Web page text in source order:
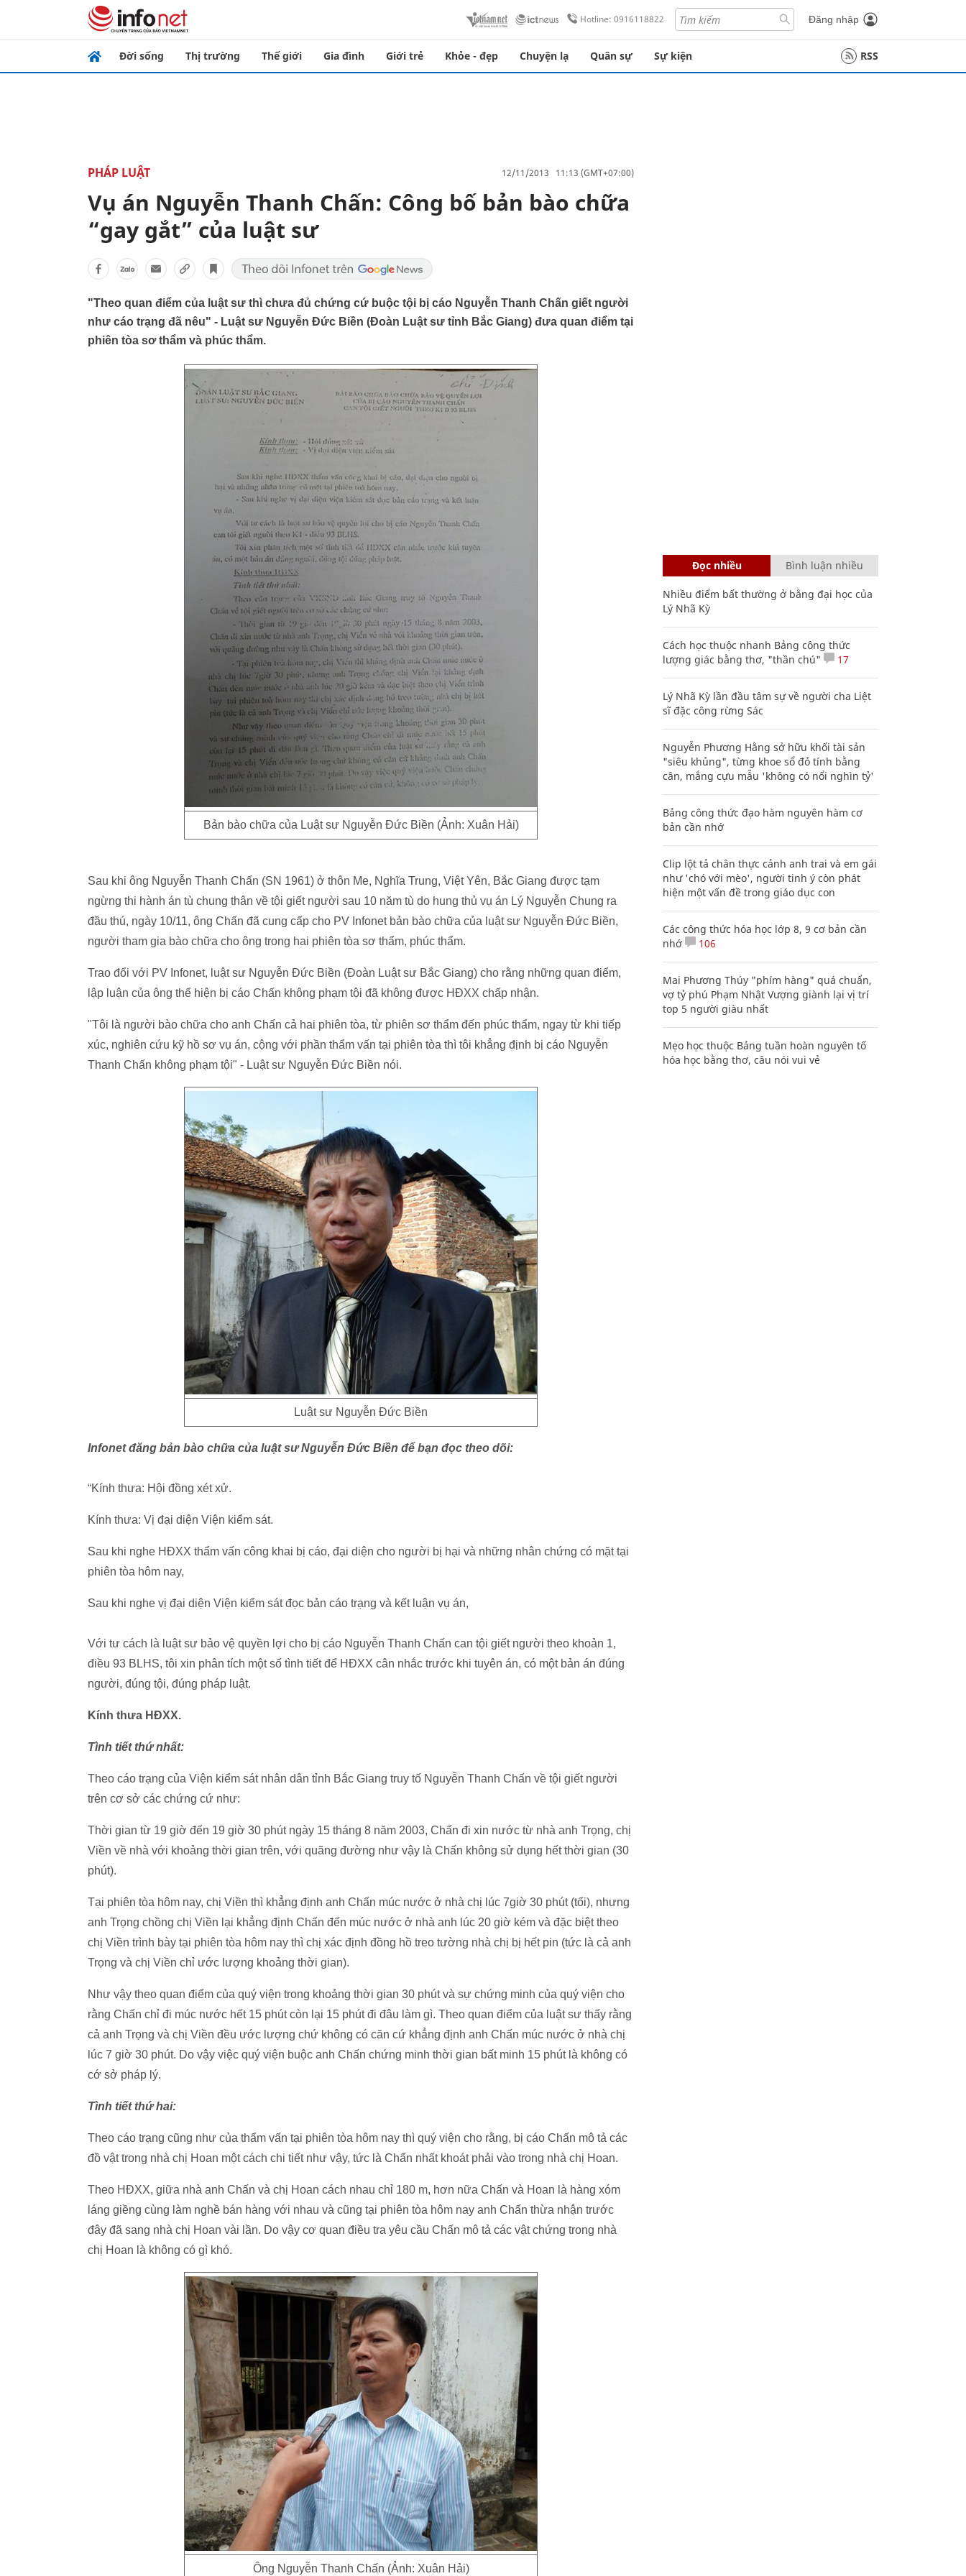
Hotline: 0916118822 Đăng nhập
Đời sống Thị trường Thế giới Gia đình Giới trẻ Khỏe - đẹp Chuyện lạ Quân sự Sự kiện RSS
PHÁP LUẬT 12/11/2013 11:13 (GMT+07:00)
Vụ án Nguyễn Thanh Chấn: Công bố bản bào chữa
“gay gắt” của luật sư
"Theo quan điểm của luật sư thì chưa đủ chứng cứ buộc tội bị cáo Nguyễn Thanh Chấn giết người
như cáo trạng đã nêu" - Luật sư Nguyễn Đức Biền (Đoàn Luật sư tỉnh Bắc Giang) đưa quan điểm tại
phiên tòa sơ thẩm và phúc thẩm.
Bản bào chữa của Luật sư Nguyễn Đức Biền (Ảnh: Xuân Hải)
Sau khi ông Nguyễn Thanh Chấn (SN 1961) ở thôn Me, Nghĩa Trung, Việt Yên, Bắc Giang được tạm
ngừng thi hành án tù chung thân về tội giết người sau 10 năm tù do hung thủ vụ án Lý Nguyễn Chung ra
đầu thú, ngày 10/11, ông Chấn đã cung cấp cho PV Infonet bản bào chữa của luật sư Nguyễn Đức Biền,
người tham gia bào chữa cho ông trong hai phiên tòa sơ thẩm, phúc thẩm.
Trao đổi với PV Infonet, luật sư Nguyễn Đức Biền (Đoàn Luật sư Bắc Giang) cho rằng những quan điểm,
lập luận của ông thể hiện bị cáo Chấn không phạm tội đã không được HĐXX chấp nhận.
"Tôi là người bào chữa cho anh Chấn cả hai phiên tòa, từ phiên sơ thẩm đến phúc thẩm, ngay từ khi tiếp
xúc, nghiên cứu kỹ hồ sơ vụ án, cộng với phần thẩm vấn tại phiên tòa thì tôi khẳng định bị cáo Nguyễn
Thanh Chấn không phạm tội" - Luật sư Nguyễn Đức Biền nói.
Luật sư Nguyễn Đức Biền
Infonet đăng bản bào chữa của luật sư Nguyễn Đức Biền để bạn đọc theo dõi:
“Kính thưa: Hội đồng xét xử.
Kính thưa: Vị đại diện Viện kiểm sát.
Sau khi nghe HĐXX thẩm vấn công khai bị cáo, đại diện cho người bị hại và những nhân chứng có mặt tại
phiên tòa hôm nay,
Sau khi nghe vị đại diện Viện kiểm sát đọc bản cáo trạng và kết luận vụ án,
Với tư cách là luật sư bảo vệ quyền lợi cho bị cáo Nguyễn Thanh Chấn can tội giết người theo khoản 1,
điều 93 BLHS, tôi xin phân tích một số tình tiết để HĐXX cân nhắc trước khi tuyên án, có một bản án đúng
người, đúng tội, đúng pháp luật.
Kính thưa HĐXX.
Tình tiết thứ nhất:
Theo cáo trạng của Viện kiểm sát nhân dân tỉnh Bắc Giang truy tố Nguyễn Thanh Chấn về tội giết người
trên cơ sở các chứng cứ như:
Thời gian từ 19 giờ đến 19 giờ 30 phút ngày 15 tháng 8 năm 2003, Chấn đi xin nước từ nhà anh Trọng, chị
Viền về nhà với khoảng thời gian trên, với quãng đường như vậy là Chấn không sử dụng hết thời gian (30
phút).
Tại phiên tòa hôm nay, chị Viền thì khẳng định anh Chấn múc nước ở nhà chị lúc 7giờ 30 phút (tối), nhưng
anh Trọng chồng chị Viền lại khẳng định Chấn đến múc nước ở nhà anh lúc 20 giờ kém và đặc biệt theo
chị Viền trình bày tại phiên tòa hôm nay thì chị xác định đồng hồ treo tường nhà chị bị hết pin (tức là cả anh
Trọng và chị Viền chỉ ước lượng khoảng thời gian).
Như vậy theo quan điểm của quý viện trong khoảng thời gian 30 phút và sự chứng minh của quý viện cho
rằng Chấn chỉ đi múc nước hết 15 phút còn lại 15 phút đi đâu làm gì. Theo quan điểm của luật sư thấy rằng
cả anh Trọng và chị Viền đều ước lượng chứ không có căn cứ khẳng định anh Chấn múc nước ở nhà chị
lúc 7 giờ 30 phút. Do vậy việc quý viện buộc anh Chấn chứng minh thời gian bất minh 15 phút là không có
cớ sở pháp lý.
Tình tiết thứ hai:
Theo cáo trạng cũng như của thẩm vấn tại phiên tòa hôm nay thì quý viện cho rằng, bị cáo Chấn mô tả các
đồ vật trong nhà chị Hoan một cách chi tiết như vậy, tức là Chấn nhất khoát phải vào trong nhà chị Hoan.
Theo HĐXX, giữa nhà anh Chấn và chị Hoan cách nhau chỉ 180 m, hơn nữa Chấn và Hoan là hàng xóm
láng giềng cùng làm nghề bán hàng với nhau và cũng tại phiên tòa hôm nay anh Chấn thừa nhận trước
đây đã sang nhà chị Hoan vài lần. Do vậy cơ quan điều tra yêu cầu Chấn mô tả các vật chứng trong nhà
chị Hoan là không có gì khó.
Ông Nguyễn Thanh Chấn (Ảnh: Xuân Hải)
Đọc nhiều Bình luận nhiều
Nhiều điểm bất thường ở bằng đại học của
Lý Nhã Kỳ
Cách học thuộc nhanh Bảng công thức
lượng giác bằng thơ, "thần chú"
17
Lý Nhã Kỳ lần đầu tâm sự về người cha Liệt
sĩ đặc công rừng Sác
Nguyễn Phương Hằng sở hữu khối tài sản
"siêu khủng", từng khoe sổ đỏ tính bằng
cân, mắng cựu mẫu 'không có nổi nghìn tỷ'
Bảng công thức đạo hàm nguyên hàm cơ
bản cần nhớ
Clip lột tả chân thực cảnh anh trai và em gái
như 'chó với mèo', người tinh ý còn phát
hiện một vấn đề trong giáo dục con
Các công thức hóa học lớp 8, 9 cơ bản cần
nhớ
106
Mai Phương Thúy "phím hàng" quá chuẩn,
vợ tỷ phú Phạm Nhật Vượng giành lại vị trí
top 5 người giàu nhất
Mẹo học thuộc Bảng tuần hoàn nguyên tố
hóa học bằng thơ, câu nói vui vẻ